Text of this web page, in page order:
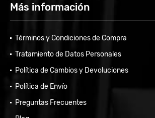
Más información
Términos y Condiciones de Compra
Tratamiento de Datos Personales
Política de Cambios y Devoluciones
Política de Envío
Preguntas Frecuentes